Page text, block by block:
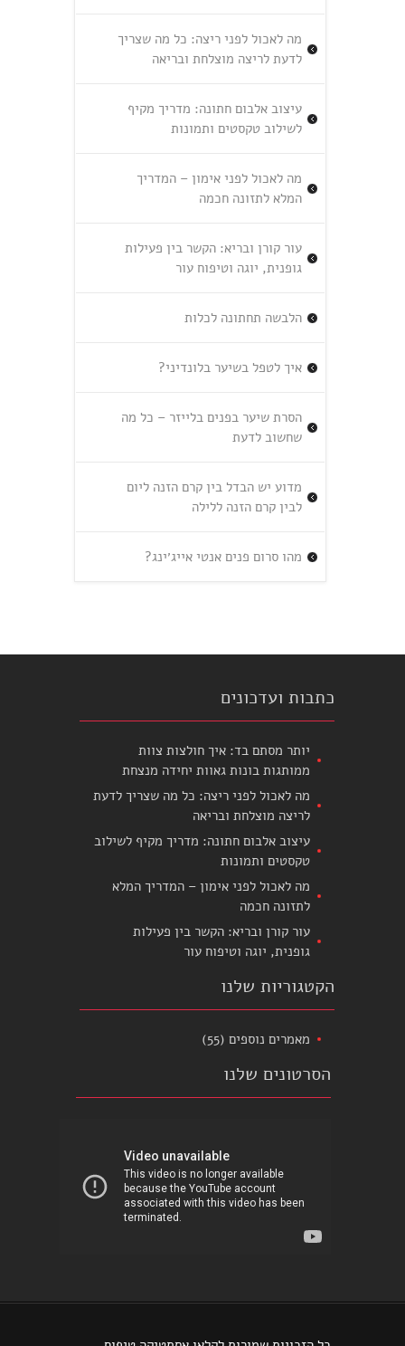
מה לאכול לפני ריצה: כל מה שצריך
לדעת לריצה מוצלחת ובריאה
עיצוב אלבום חתונה: מדריך מקיף
לשילוב טקסטים ותמונות
מה לאכול לפני אימון – המדריך
המלא לתזונה חכמה
עור קורן ובריא: הקשר בין פעילות
גופנית, יוגה וטיפוח עור
הלבשה תחתונה לכלות
איך לטפל בשיער בלונדיני?
הסרת שיער בפנים בלייזר – כל מה
שחשוב לדעת
מדוע יש הבדל בין קרם הזנה ליום
לבין קרם הזנה ללילה
מהו סרום פנים אנטי אייג׳ינג?
כתבות ועדכונים
יותר מסתם בד: איך חולצות צוות
ממותגות בונות גאוות יחידה מנצחת
מה לאכול לפני ריצה: כל מה שצריך לדעת
לריצה מוצלחת ובריאה
עיצוב אלבום חתונה: מדריך מקיף לשילוב
טקסטים ותמונות
מה לאכול לפני אימון – המדריך המלא
לתזונה חכמה
עור קורן ובריא: הקשר בין פעילות
גופנית, יוגה וטיפוח עור
הקטגוריות שלנו
מאמרים נוספים (55)
הסרטונים שלנו